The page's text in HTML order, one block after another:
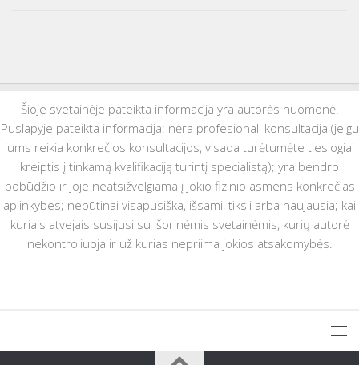
Šioje svetainėje pateikta informacija yra autorės nuomonė.
Puslapyje pateikta informacija: nėra profesionali konsultacija (jeigu
jums reikia konkrečios konsultacijos, visada turėtumėte tiesiogiai
kreiptis į tinkamą kvalifikaciją turintį specialistą); yra bendro
pobūdžio ir joje neatsižvelgiama į jokio fizinio asmens konkrečias
aplinkybes; nebūtinai visapusiška, išsami, tiksli arba naujausia; kai
kuriais atvejais susijusi su išorinėmis svetainėmis, kurių autorė
nekontroliuoja ir už kurias nepriima jokios atsakomybės.